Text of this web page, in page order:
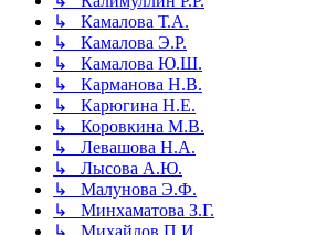
↳ Камалова Т.А.
↳ Камалова Э.Р.
↳ Камалова Ю.Ш.
↳ Карманова Н.В.
↳ Карюгина Н.Е.
↳ Коровкина М.В.
↳ Левашова Н.А.
↳ Лысова А.Ю.
↳ Малунова Э.Ф.
↳ Минхаматова З.Г.